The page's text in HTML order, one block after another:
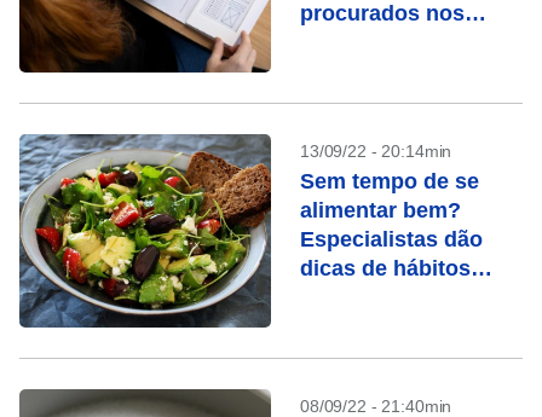
procurados nos
13/09/22 - 20:14min
Sem tempo de se
alimentar bem?
Especialistas dão
dicas de hábitos
08/09/22 - 21:40min